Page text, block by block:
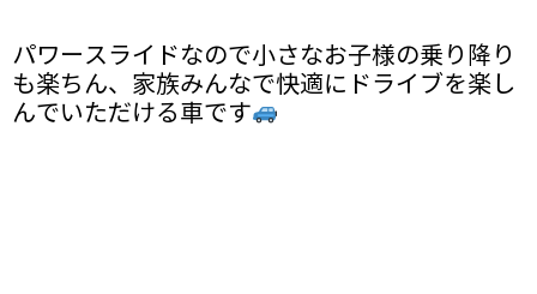
パワースライドなので小さなお子様の乗り降り
も楽ちん、家族みんなで快適にドライブを楽し
んでいただける車です